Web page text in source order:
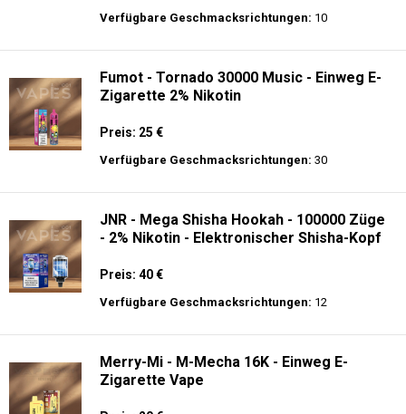
Verfügbare Geschmacksrichtungen: 10
Fumot - Tornado 30000 Music - Einweg E-
Zigarette 2% Nikotin
Preis: 25 €
Verfügbare Geschmacksrichtungen: 30
JNR - Mega Shisha Hookah - 100000 Züge
- 2% Nikotin - Elektronischer Shisha-Kopf
Preis: 40 €
Verfügbare Geschmacksrichtungen: 12
Merry-Mi - M-Mecha 16K - Einweg E-
Zigarette Vape